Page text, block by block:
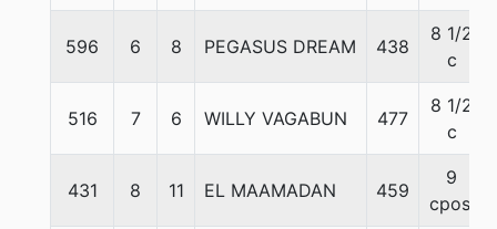
596 6 8 PEGASUS DREAM 438
8 1/2
c
516 7 6 WILLY VAGABUN 477
8 1/2
c
431 8 11 EL MAAMADAN 459
9
cpos.